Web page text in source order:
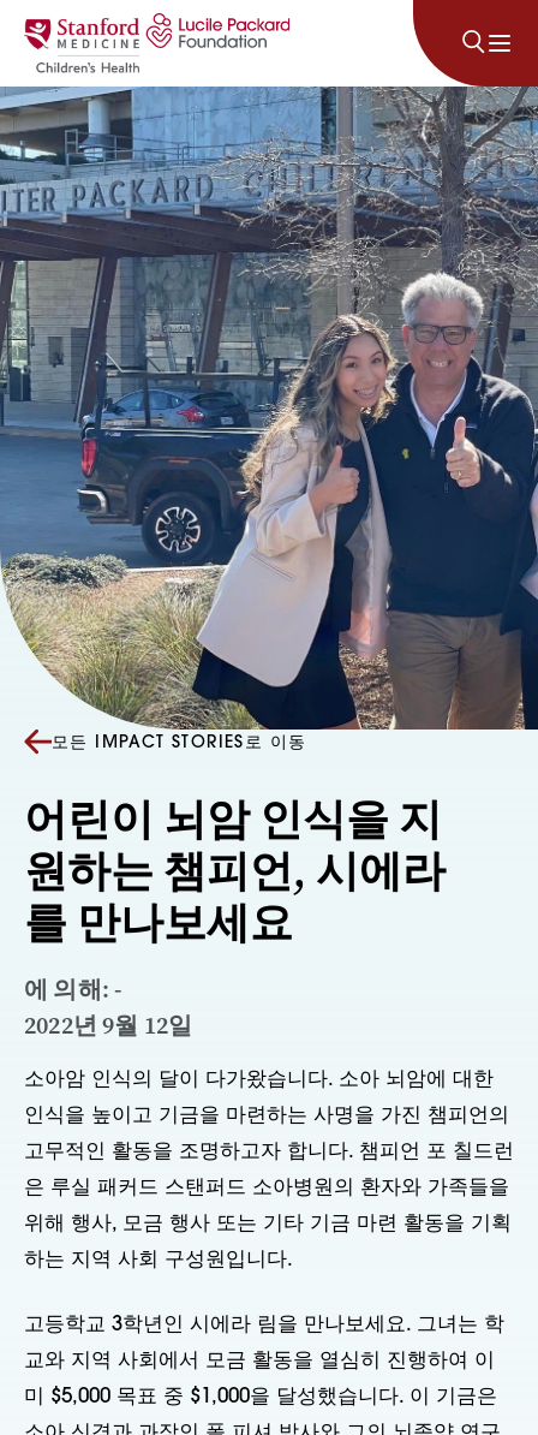
콘텐츠로 건너뛰기
모든 IMPACT STORIES로 이동
어린이 뇌암 인식을 지
원하는 챔피언, 시에라
를 만나보세요
에 의해: -
2022년 9월 12일
소아암 인식의 달이 다가왔습니다. 소아 뇌암에 대한
인식을 높이고 기금을 마련하는 사명을 가진 챔피언의
고무적인 활동을 조명하고자 합니다. 챔피언 포 칠드런
은 루실 패커드 스탠퍼드 소아병원의 환자와 가족들을
위해 행사, 모금 행사 또는 기타 기금 마련 활동을 기획
하는 지역 사회 구성원입니다.
고등학교 3학년인 시에라 림을 만나보세요. 그녀는 학
교와 지역 사회에서 모금 활동을 열심히 진행하여 이
미 $5,000 목표 중 $1,000을 달성했습니다. 이 기금은